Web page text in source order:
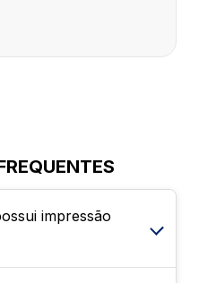
impressão